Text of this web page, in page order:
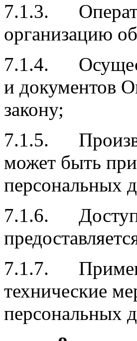
7.1.3.
организацию
7.1.4.
и документов
закону;
7.1.5.
может быть
персональных
7.1.6. Доступ
7.1.7.
технические
персональных